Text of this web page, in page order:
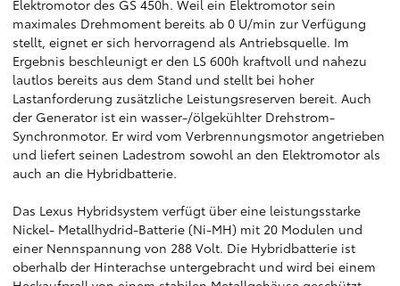
Elektromotor des GS 450h. Weil ein Elektromotor sein
maximales Drehmoment bereits ab 0 U/min zur Verfügung
stellt, eignet er sich hervorragend als Antriebsquelle. Im
Ergebnis beschleunigt er den LS 600h kraftvoll und nahezu
lautlos bereits aus dem Stand und stellt bei hoher
Lastanforderung zusätzliche Leistungsreserven bereit. Auch
der Generator ist ein wasser-/ölgekühlter Drehstrom-
Synchronmotor. Er wird vom Verbrennungsmotor angetrieben
und liefert seinen Ladestrom sowohl an den Elektromotor als
auch an die Hybridbatterie.
Das Lexus Hybridsystem verfügt über eine leistungsstarke
Nickel- Metallhydrid-Batterie (Ni-MH) mit 20 Modulen und
einer Nennspannung von 288 Volt. Die Hybridbatterie ist
oberhalb der Hinterachse untergebracht und wird bei einem